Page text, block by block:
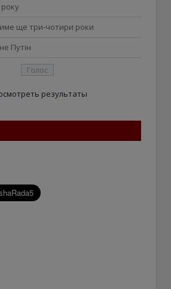
року
ще три-чотири роки
Путін
результаты